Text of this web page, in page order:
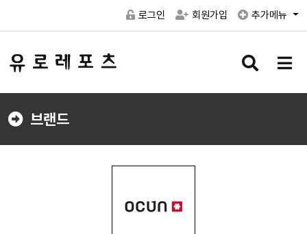
로그인 회원가입 추가메뉴
검
버
메
버
브랜드